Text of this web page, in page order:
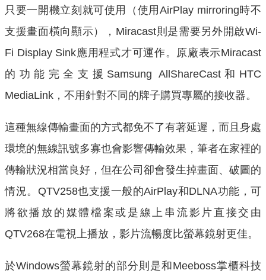
只要一開機立刻就可使用（使用AirPlay mirroring時不
支援畫面橫向顯示），Miracast則是需要另外開啟Wi-
Fi Display Sink應用程式才可運作。原廠表示Miracast
的功能完全支援Samsung AllShareCast和HTC
MediaLink，不用針對不同的牌子購買專屬的接收器。
這種無線傳輸畫面的方式都免不了有著延遲，而且身處
環境的無線訊號多寡也會影響傳輸效果，筆者在家裡的
傳輸狀況相當良好，但在公司卻會發生掉畫面、破圖的
情況。QTV258也支援一般的AirPlay和DLNA功能，可
將欲播放的媒體檔案或是線上串流影片直接交由
QTV268在電視上播放，影片流暢度比螢幕鏡射更佳。
於Windows螢幕鏡射的部分則是和Meeboss掌櫃科技